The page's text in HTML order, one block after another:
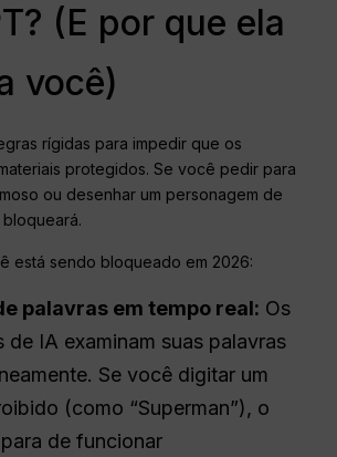
(E por que ela
você)
rígidas para impedir que os
protegidos. Se você pedir para
ou desenhar um personagem de
está sendo bloqueado em 2026:
palavras em tempo real: Os
de IA examinam suas palavras
Se você digitar um
(como “Superman”), o
de funcionar